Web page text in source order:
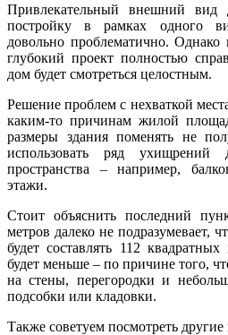
Привлекательный внешний вид
постройку в рамках одного
довольно проблематично. Однако
глубокий проект полностью
дом будет смотреться целостным.
Решение проблем с нехваткой
каким-то причинам жилой
размеры здания поменять не
использовать ряд ухищрений
пространства – например,
этажи.
Стоит объяснить последний
метров далеко не подразумевает,
будет составлять 112
будет меньше – по причине того,
на стены, перегородки и
подсобки или кладовки.
Также советуем посмотреть